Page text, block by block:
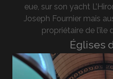
eue, sur son yacht
Joseph Fournier mais
propriétaire de l’île
Églises